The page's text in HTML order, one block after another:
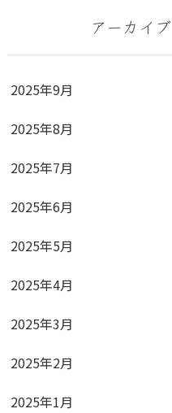
アーカイブ
2025年9月
2025年8月
2025年7月
2025年6月
2025年5月
2025年4月
2025年3月
2025年2月
2025年1月